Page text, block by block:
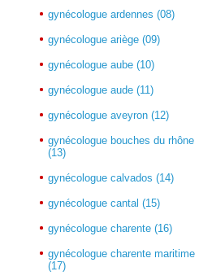
gynécologue ardennes (08)
gynécologue ariège (09)
gynécologue aube (10)
gynécologue aude (11)
gynécologue aveyron (12)
gynécologue bouches du rhône
(13)
gynécologue calvados (14)
gynécologue cantal (15)
gynécologue charente (16)
gynécologue charente maritime
(17)